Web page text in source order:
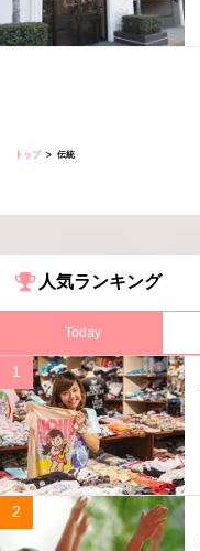
トップ 伝統
人気ランキング
Today